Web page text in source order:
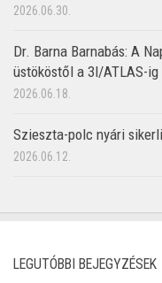
2026.06.30.
Dr. Barna Barnabás: A
üstököstől a 3I/ATLAS-ig
2026.06.18.
Szieszta-polc nyári
2026.06.12.
LEGUTÓBBI BEJEGYZÉSEK